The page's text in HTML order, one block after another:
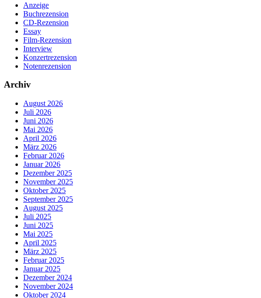
Anzeige
Buchrezension
CD-Rezension
Essay
Film-Rezension
Interview
Konzertrezension
Notenrezension
Archiv
August 2026
Juli 2026
Juni 2026
Mai 2026
April 2026
März 2026
Februar 2026
Januar 2026
Dezember 2025
November 2025
Oktober 2025
September 2025
August 2025
Juli 2025
Juni 2025
Mai 2025
April 2025
März 2025
Februar 2025
Januar 2025
Dezember 2024
November 2024
Oktober 2024